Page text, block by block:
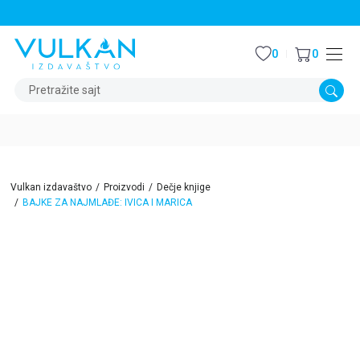
Pretražite sajt
0 0
Vulkan izdavaštvo Proizvodi
Dečje knjige
BAJKE ZA NAJMLAĐE: IVICA I MARICA